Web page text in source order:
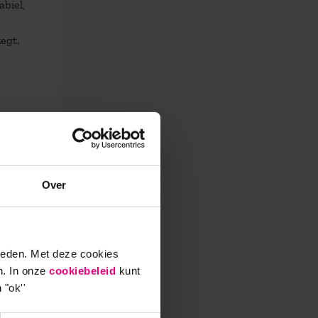
Over
Met deze cookies
In onze cookiebeleid kunt
"ok''
uit
van
ben
en
de